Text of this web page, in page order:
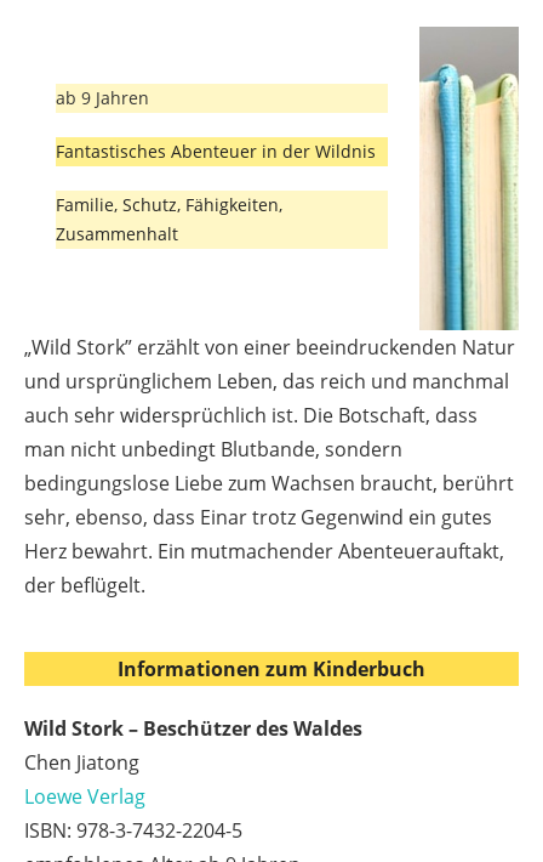
ab 9 Jahren
Fantastisches Abenteuer in der Wildnis
Familie, Schutz, Fähigkeiten,
Zusammenhalt
„Wild Stork” erzählt von einer beeindruckenden Natur
und ursprünglichem Leben, das reich und manchmal
auch sehr widersprüchlich ist. Die Botschaft, dass
man nicht unbedingt Blutbande, sondern
bedingungslose Liebe zum Wachsen braucht, berührt
sehr, ebenso, dass Einar trotz Gegenwind ein gutes
Herz bewahrt. Ein mutmachender Abenteuerauftakt,
der beflügelt.
Informationen zum Kinderbuch
Wild Stork – Beschützer des Waldes
Chen Jiatong
Loewe Verlag
ISBN: 978-3-7432-2204-5